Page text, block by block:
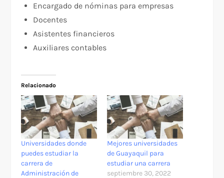
Encargado de nóminas para empresas
Docentes
Asistentes financieros
Auxiliares contables
Relacionado
Universidades donde
puedes estudiar la
carrera de
Administración de
Mejores universidades
de Guayaquil para
estudiar una carrera
septiembre 30, 2022